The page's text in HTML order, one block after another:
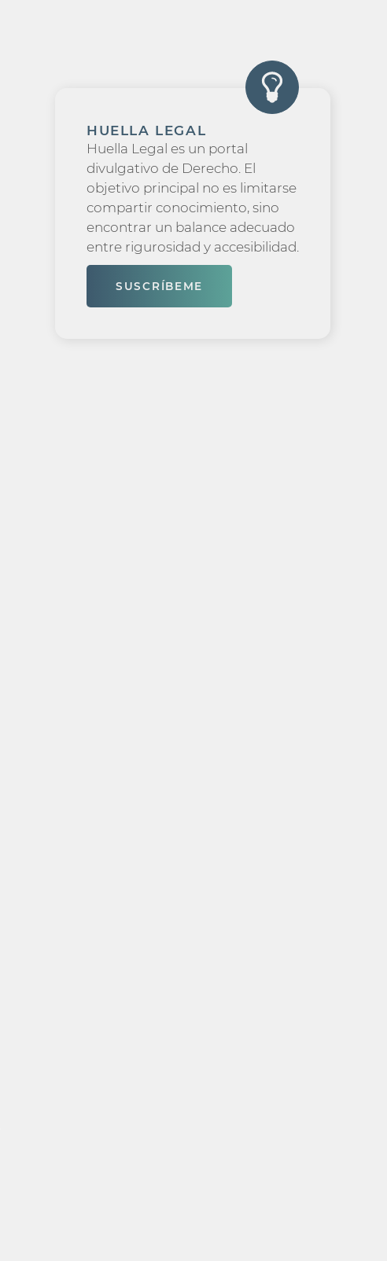
HUELLA LEGAL
Huella Legal es un portal
divulgativo de Derecho. El
objetivo principal no es limitarse
compartir conocimiento, sino
encontrar un balance adecuado
entre rigurosidad y accesibilidad.
SUSCRÍBEME